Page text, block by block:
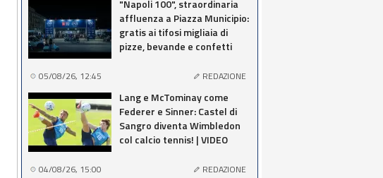
"Napoli 100", straordinaria
affluenza a Piazza Municipio:
gratis ai tifosi migliaia di
pizze, bevande e confetti
05/08/26, 12:45 REDAZIONE
Lang e McTominay come
Federer e Sinner: Castel di
Sangro diventa Wimbledon
col calcio tennis! | VIDEO
04/08/26, 15:00 REDAZIONE